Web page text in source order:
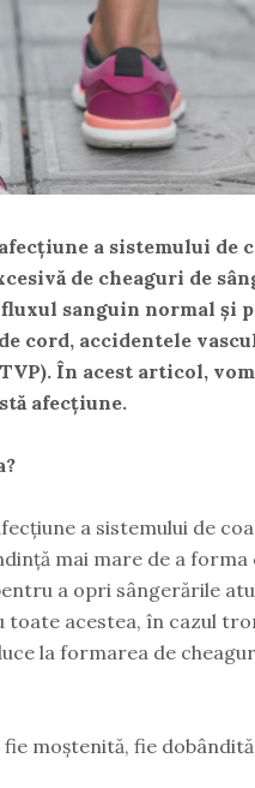
a sistemului de
de cheaguri de
sanguin normal și
cord, accidentele
În acest articol,
afecțiune.
a sistemului de
mai mare de a
a opri sângerările
toate acestea, în cazul
la formarea de
moștenită, fie